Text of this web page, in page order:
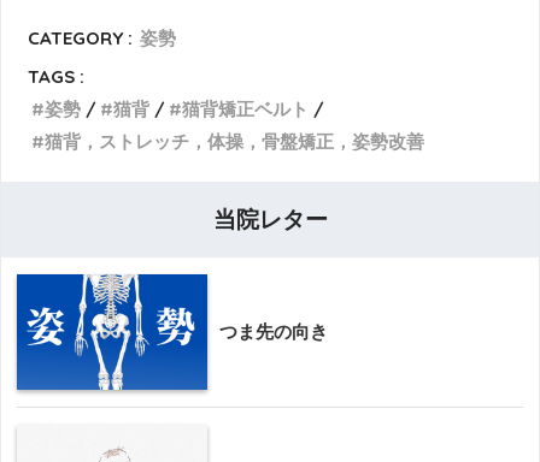
CATEGORY : 姿勢
TAGS :
姿勢
猫背
猫背矯正ベルト
猫背，ストレッチ，体操，骨盤矯正，姿勢改善
当院レター
つま先の向き